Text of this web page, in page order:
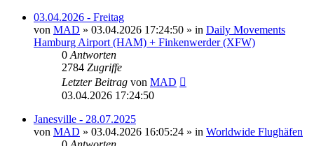
03.04.2026 - Freitag
von MAD » 03.04.2026 17:24:50 » in Daily Movements
Hamburg Airport (HAM) + Finkenwerder (XFW)
0 Antworten
2784 Zugriffe
Letzter Beitrag von MAD
03.04.2026 17:24:50
Janesville - 28.07.2025
von MAD » 03.04.2026 16:05:24 » in Worldwide Flughäfen